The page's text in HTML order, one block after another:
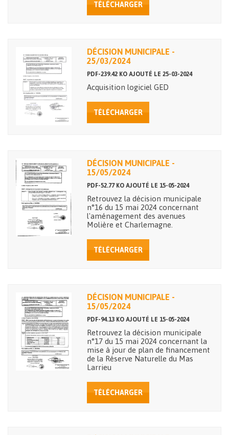
TÉLÉCHARGER
DÉCISION MUNICIPALE -
25/03/2024
PDF-239.42 KO AJOUTÉ LE 25-03-2024
Acquisition logiciel GED
TÉLÉCHARGER
DÉCISION MUNICIPALE -
15/05/2024
PDF-52.77 KO AJOUTÉ LE 15-05-2024
Retrouvez la décision municipale
n°16 du 15 mai 2024 concernant
l'aménagement des avenues
Molière et Charlemagne.
TÉLÉCHARGER
DÉCISION MUNICIPALE -
15/05/2024
PDF-94.13 KO AJOUTÉ LE 15-05-2024
Retrouvez la décision municipale
n°17 du 15 mai 2024 concernant la
mise à jour de plan de financement
de la Réserve Naturelle du Mas
Larrieu
TÉLÉCHARGER